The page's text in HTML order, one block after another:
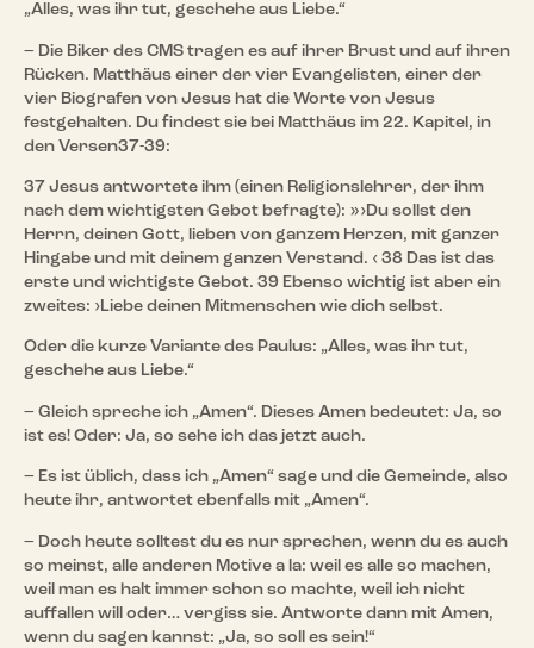
„Alles, was ihr tut, geschehe aus Liebe.“
– Die Biker des CMS tragen es auf ihrer Brust und auf ihren
Rücken. Matthäus einer der vier Evangelisten, einer der
vier Biografen von Jesus hat die Worte von Jesus
festgehalten. Du findest sie bei Matthäus im 22. Kapitel, in
den Versen37-39:
37 Jesus antwortete ihm (einen Religionslehrer, der ihm
nach dem wichtigsten Gebot befragte): »›Du sollst den
Herrn, deinen Gott, lieben von ganzem Herzen, mit ganzer
Hingabe und mit deinem ganzen Verstand. ‹ 38 Das ist das
erste und wichtigste Gebot. 39 Ebenso wichtig ist aber ein
zweites: ›Liebe deinen Mitmenschen wie dich selbst.
Oder die kurze Variante des Paulus: „Alles, was ihr tut,
geschehe aus Liebe.“
– Gleich spreche ich „Amen“. Dieses Amen bedeutet: Ja, so
ist es! Oder: Ja, so sehe ich das jetzt auch.
– Es ist üblich, dass ich „Amen“ sage und die Gemeinde, also
heute ihr, antwortet ebenfalls mit „Amen“.
– Doch heute solltest du es nur sprechen, wenn du es auch
so meinst, alle anderen Motive a la: weil es alle so machen,
weil man es halt immer schon so machte, weil ich nicht
auffallen will oder… vergiss sie. Antworte dann mit Amen,
wenn du sagen kannst: „Ja, so soll es sein!“